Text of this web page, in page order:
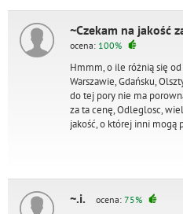
~Czekam na jakość
ocena: 100%
Hmmm, o ile różnią się
Warszawie, Gdańsku,
do tej pory nie ma
za ta cenę, Odleglosc,
jakość, o której inni mogą
~.i. ocena: 75%